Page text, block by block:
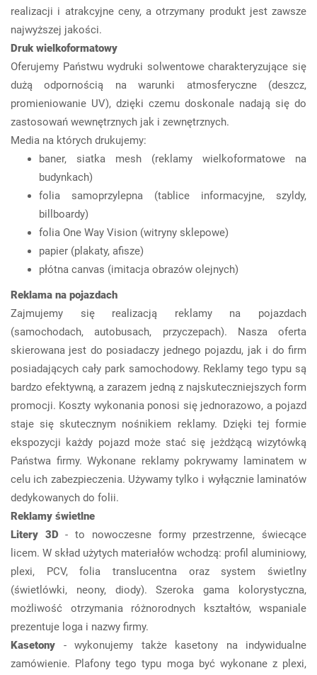
realizacji i atrakcyjne ceny, a otrzymany produkt jest zawsze
najwyższej jakości.
Druk wielkoformatowy
Oferujemy Państwu wydruki solwentowe charakteryzujące się
dużą odpornością na warunki atmosferyczne (deszcz,
promieniowanie UV), dzięki czemu doskonale nadają się do
zastosowań wewnętrznych jak i zewnętrznych.
Media na których drukujemy:
baner, siatka mesh (reklamy wielkoformatowe na
budynkach)
folia samoprzylepna (tablice informacyjne, szyldy,
billboardy)
folia One Way Vision (witryny sklepowe)
papier (plakaty, afisze)
płótna canvas (imitacja obrazów olejnych)
Reklama na pojazdach
Zajmujemy się realizacją reklamy na pojazdach
(samochodach, autobusach, przyczepach). Nasza oferta
skierowana jest do posiadaczy jednego pojazdu, jak i do firm
posiadających cały park samochodowy. Reklamy tego typu są
bardzo efektywną, a zarazem jedną z najskuteczniejszych form
promocji. Koszty wykonania ponosi się jednorazowo, a pojazd
staje się skutecznym nośnikiem reklamy. Dzięki tej formie
ekspozycji każdy pojazd może stać się jeżdżącą wizytówką
Państwa firmy. Wykonane reklamy pokrywamy laminatem w
celu ich zabezpieczenia. Używamy tylko i wyłącznie laminatów
dedykowanych do folii.
Reklamy świetlne
Litery 3D- to nowoczesne formy przestrzenne, świecące
licem. W skład użytych materiałów wchodzą: profil aluminiowy,
plexi, PCV, folia translucentna oraz system świetlny
(świetlówki, neony, diody). Szeroka gama kolorystyczna,
możliwość otrzymania różnorodnych kształtów, wspaniale
prezentuje loga i nazwy firmy.
Kasetony - wykonujemy także kasetony na indywidualne
zamówienie. Plafony tego typu moga być wykonane z plexi,